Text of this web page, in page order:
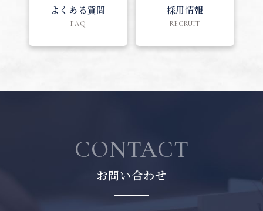
よくある質問
FAQ
採用情報
RECRUIT
CONTACT
お問い合わせ